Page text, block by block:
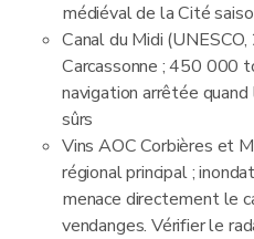
médiéval de la Cité
Canal du Midi
Carcassonne ; 450 000
navigation arrêtée
sûrs
Vins AOC Corbières et
régional principal ;
menace directement le
vendanges. Vérifier le